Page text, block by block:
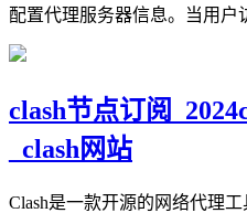
配置代理服务器信息。当用户
clash节点订阅
_clash网站
Clash是一款开源的网络代理